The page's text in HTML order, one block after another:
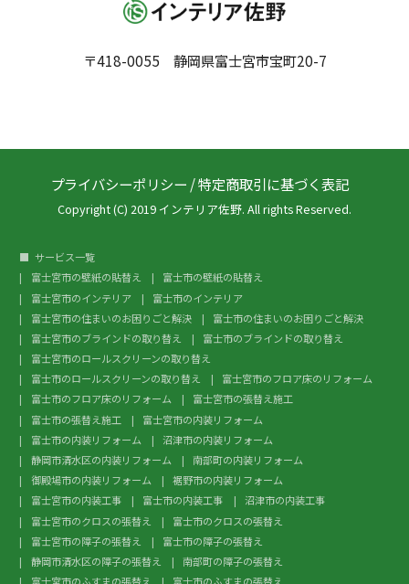
〒418-0055 静岡県富士宮市宝町20-7
プライバシーポリシー /特定商取引に基づく表記
Copyright (C) 2019 インテリア佐野. All rights Reserved.
サービス一覧
富士宮市の壁紙の貼替え
富士市の壁紙の貼替え
富士宮市のインテリア
富士市のインテリア
富士宮市の住まいのお困りごと解決
富士市の住まいのお困りごと解決
富士宮市のブラインドの取り替え
富士市のブラインドの取り替え
富士宮市のロールスクリーンの取り替え
富士市のロールスクリーンの取り替え
富士宮市のフロア床のリフォーム
富士市のフロア床のリフォーム
富士宮市の張替え施工
富士市の張替え施工
富士宮市の内装リフォーム
富士市の内装リフォーム
沼津市の内装リフォーム
静岡市清水区の内装リフォーム
南部町の内装リフォーム
御殿場市の内装リフォーム
裾野市の内装リフォーム
富士宮市の内装工事
富士市の内装工事
沼津市の内装工事
富士宮市のクロスの張替え
富士市のクロスの張替え
富士宮市の障子の張替え
富士市の障子の張替え
静岡市清水区の障子の張替え
南部町の障子の張替え